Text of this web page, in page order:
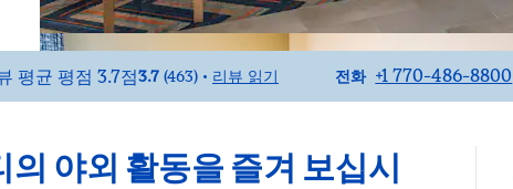
3.7 (463) • 리뷰 읽기 전화
전화 +1 770-486-8800
야외 활동을 즐겨 보십시